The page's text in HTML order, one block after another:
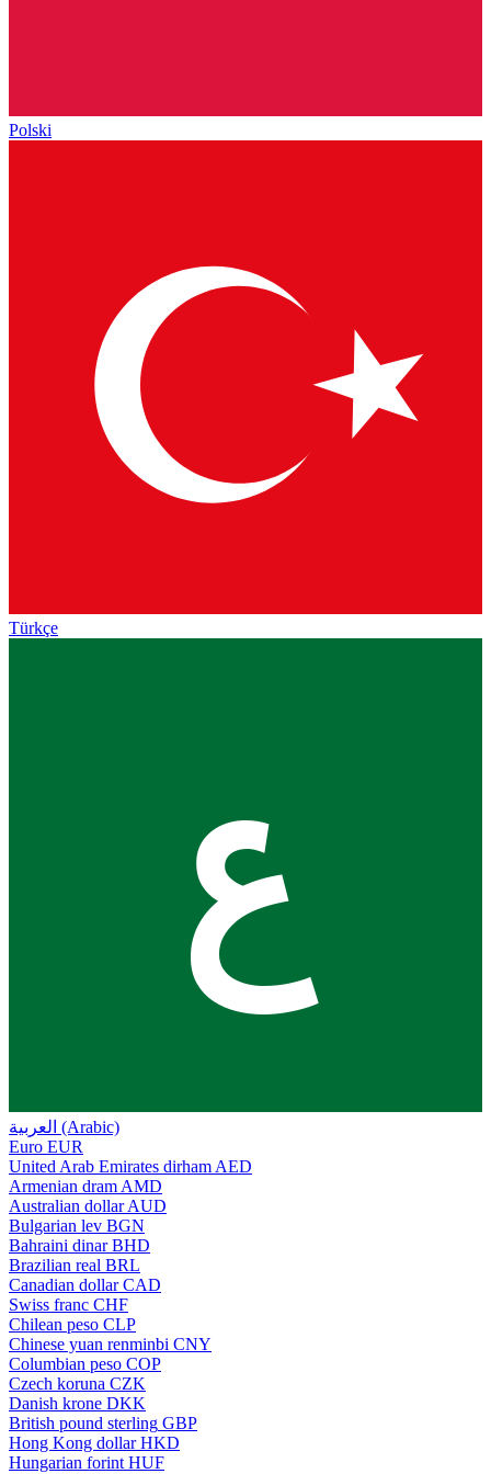
Polski
Türkçe
ع
العربية (Arabic)
Euro EUR
United Arab Emirates dirham AED
Armenian dram AMD
Australian dollar AUD
Bulgarian lev BGN
Bahraini dinar BHD
Brazilian real BRL
Canadian dollar CAD
Swiss franc CHF
Chilean peso CLP
Chinese yuan renminbi CNY
Columbian peso COP
Czech koruna CZK
Danish krone DKK
British pound sterling GBP
Hong Kong dollar HKD
Hungarian forint HUF